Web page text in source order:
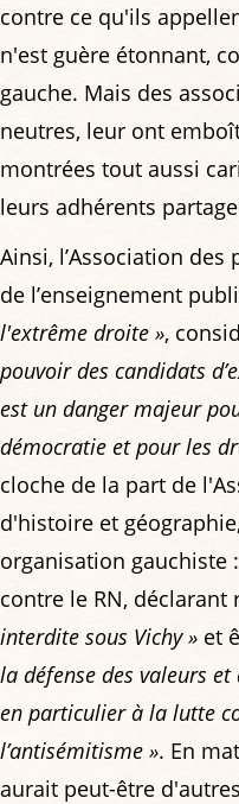
contre ce qu'ils
n'est guère étonnant,
gauche. Mais des
neutres, leur ont
montrées tout aussi
leurs adhérents
Ainsi, l’Association
de l’enseignement
l'extrême droite »,
pouvoir des candidats
est un danger majeur
démocratie et pour les
cloche de la part de
d'histoire et
organisation gauchiste
contre le RN, déclarant
interdite sous Vichy » et
la défense des valeurs
en particulier à la lutte
l’antisémitisme ». En
aurait peut-être